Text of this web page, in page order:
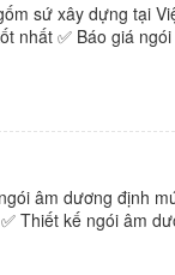
sứ xây dựng tại
nhất ✅ Báo giá
âm dương định
Thiết kế ngói âm